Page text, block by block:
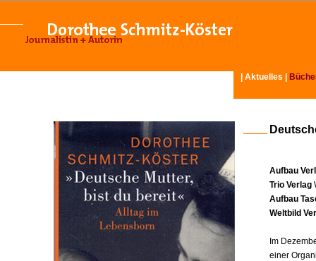
Aktuelles
Aufbau
Trio Verlag
Aufbau
Weltbild
Im
einer